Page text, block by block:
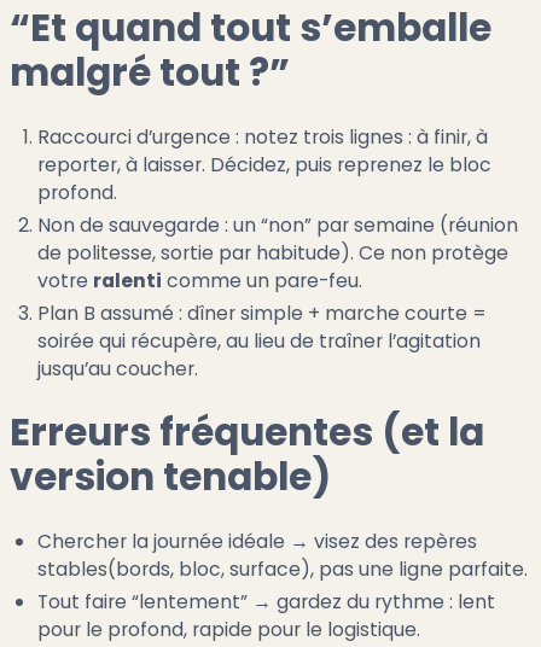
“Et quand tout s’emballe
malgré tout ?”
Raccourci d’urgence : notez trois lignes : à finir, à
reporter, à laisser. Décidez, puis reprenez le bloc
profond.
Non de sauvegarde : un “non” par semaine (réunion
de politesse, sortie par habitude). Ce non protège
votre ralenti comme un pare-feu.
Plan B assumé : dîner simple + marche courte =
soirée qui récupère, au lieu de traîner l’agitation
jusqu’au coucher.
Erreurs fréquentes (et la
version tenable)
Chercher la journée idéale → visez des repères
stables(bords, bloc, surface), pas une ligne parfaite.
Tout faire “lentement” → gardez du rythme : lent
pour le profond, rapide pour le logistique.